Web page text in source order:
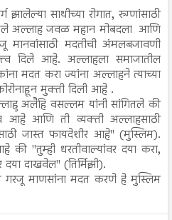
साथीच्या रोगात, रुग्णांसाठी
अल्लाह जवळ महान मोबदला आणि
मानवांसाठी मदतीची अंमलबजावणी
दिले आहे. अल्लाहला समाजातील
मदत करा ज्यांना अल्लाहने त्याच्या
मुक्ती दिली आहे .
अलैहि वसल्लम यांनी सांगितले की
आणि ती व्यक्ती अल्लाहसाठी
जास्त फायदेशीर आहे" (मुस्लिम).
"तुम्ही धरतीवाल्यांवर दया करा,
दाखवेल" (तिर्मिझी).
गरजू माणसांना मदत करणे हे मुस्लिम